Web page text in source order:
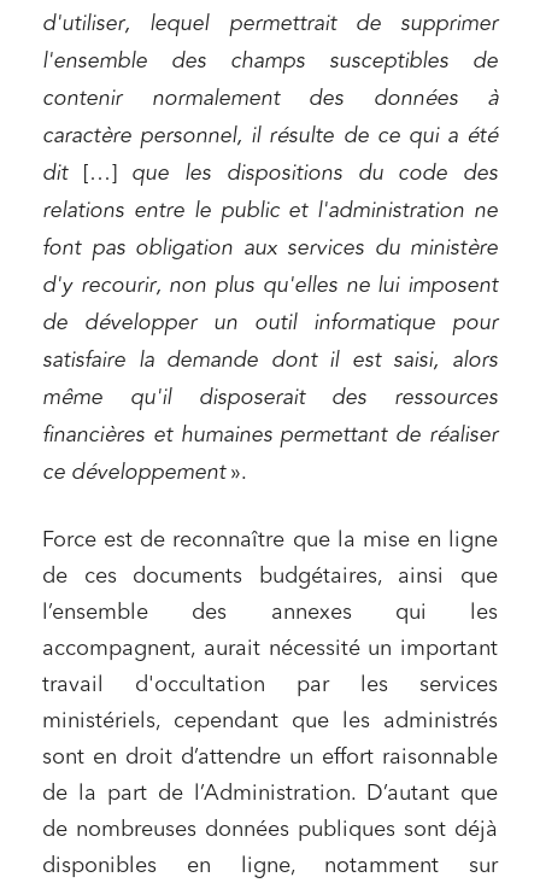
d'utiliser, lequel permettrait de supprimer
l'ensemble des champs susceptibles de
contenir normalement des données à
caractère personnel, il résulte de ce qui a été
dit
[…] que les dispositions du code des
relations entre le public et l'administration ne
font pas obligation aux services du ministère
d'y recourir, non plus qu'elles ne lui imposent
de développer un outil informatique pour
satisfaire la demande dont il est saisi, alors
même qu'il disposerait des ressources
financières et humaines permettant de réaliser
ce développement».
Force est de reconnaître que la mise en ligne
de ces documents budgétaires, ainsi que
l’ensemble des annexes qui les
accompagnent, aurait nécessité un important
travail d'occultation par les services
ministériels, cependant que les administrés
sont en droit d’attendre un effort raisonnable
de la part de l’Administration. D’autant que
de nombreuses données publiques sont déjà
disponibles en ligne, notamment sur
Relations commerciales et contrats
Associations et acteurs de l’économie sociale et
solidaire
Entreprises du numérique
Établissements financiers
Mobilité et transport
Règlement des litiges
Droit du numérique, données et conformité